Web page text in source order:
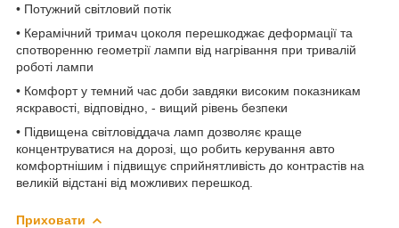
• Потужний світловий потік
• Керамічний тримач цоколя перешкоджає деформації та
спотворенню геометрії лампи від нагрівання при тривалій
роботі лампи
• Комфорт у темний час доби завдяки високим показникам
яскравості, відповідно, - вищий рівень безпеки
• Підвищена світловіддача ламп дозволяє краще
концентруватися на дорозі, що робить керування авто
комфортнішим і підвищує сприйнятливість до контрастів на
великій відстані від можливих перешкод.
Приховати